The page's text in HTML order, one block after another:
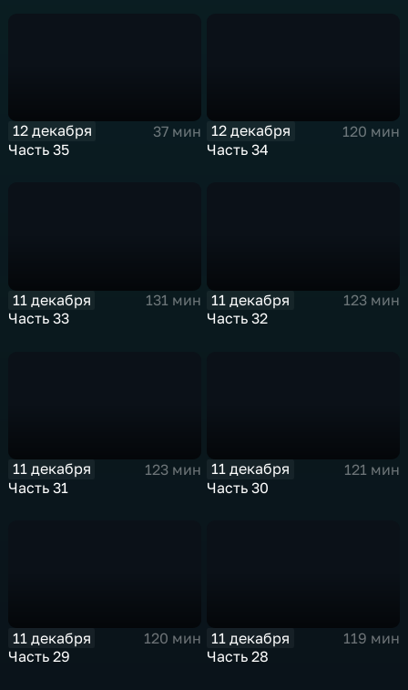
12 декабря
37 мин
Часть 35
12 декабря
120 мин
Часть 34
11 декабря
131 мин
Часть 33
11 декабря
123 мин
Часть 32
11 декабря
123 мин
Часть 31
11 декабря
121 мин
Часть 30
11 декабря
120 мин
Часть 29
11 декабря
119 мин
Часть 28